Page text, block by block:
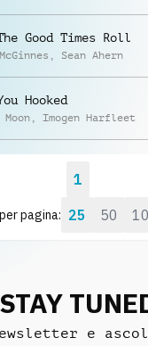
Good Times Roll
, Sean Ahern
Hooked
Moon , Imogen Harfleet
pagina: 25 50
1
STAY
e